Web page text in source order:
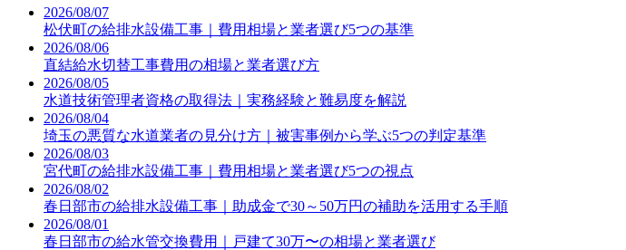
2026/08/07
松伏町の給排水設備工事｜費用相場と業者選び5つの基準
2026/08/06
直結給水切替工事費用の相場と業者選び方
2026/08/05
水道技術管理者資格の取得法｜実務経験と難易度を解説
2026/08/04
埼玉の悪質な水道業者の見分け方｜被害事例から学ぶ5つの判定基準
2026/08/03
宮代町の給排水設備工事｜費用相場と業者選び5つの視点
2026/08/02
春日部市の給排水設備工事｜助成金で30～50万円の補助を活用する手順
2026/08/01
春日部市の給水管交換費用｜戸建て30万〜の相場と業者選び